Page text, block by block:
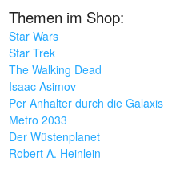
Themen im Shop:
Star Wars
Star Trek
The Walking Dead
Isaac Asimov
Per Anhalter durch die Galaxis
Metro 2033
Der Wüstenplanet
Robert A. Heinlein